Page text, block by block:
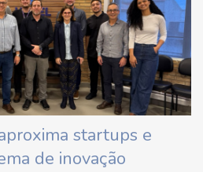
startups e
de inovação